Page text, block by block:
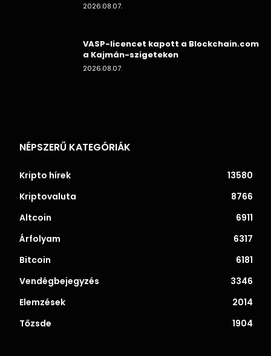
2026.08.07.
VASP-licencet kapott a Blockchain.com
a Kajmán-szigeteken
2026.08.07.
NÉPSZERŰ KATEGÓRIÁK
Kripto hírek
13580
Kriptovaluta
8766
Altcoin
6911
Árfolyam
6317
Bitcoin
6181
Vendégbejegyzés
3346
Elemzések
2014
Tőzsde
1904